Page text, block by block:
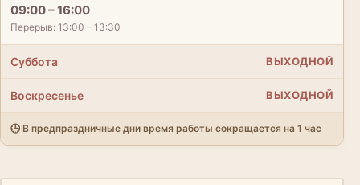
09:00 – 16:00
Перерыв: 13:00 – 13:30
Суббота ВЫХОДНОЙ
Воскресенье ВЫХОДНОЙ
🕒 В предпраздничные дни время работы сокращается на 1 час